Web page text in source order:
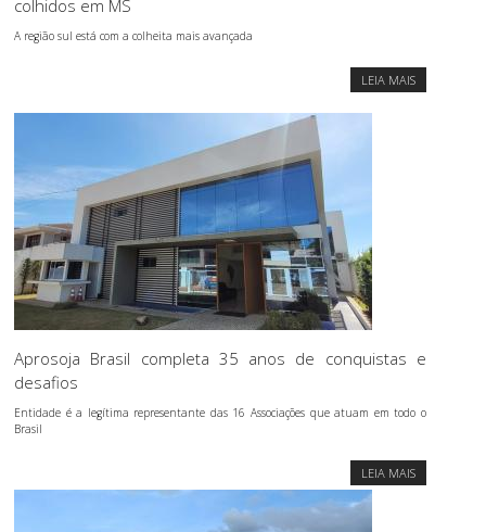
colhidos em MS
A região sul está com a colheita mais avançada
LEIA MAIS
Aprosoja Brasil completa 35 anos de conquistas e
desafios
Entidade é a legítima representante das 16 Associações que atuam em todo o
Brasil
LEIA MAIS